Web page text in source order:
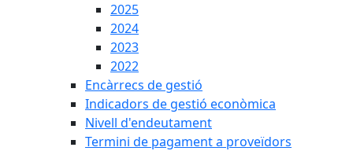
2025
2024
2023
2022
Encàrrecs de gestió
Indicadors de gestió econòmica
Nivell d'endeutament
Termini de pagament a proveïdors